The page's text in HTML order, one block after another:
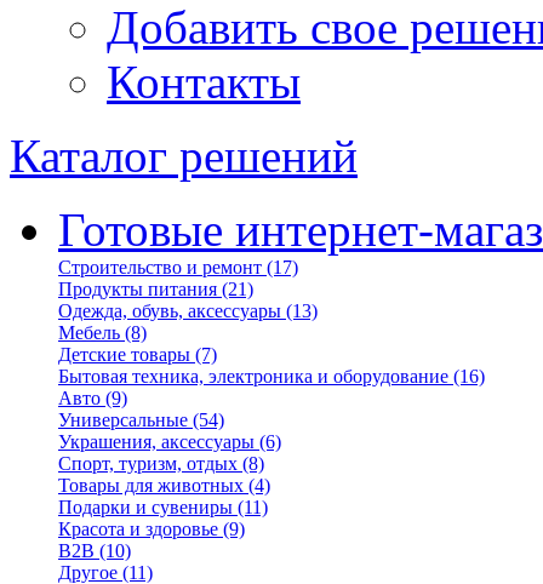
Добавить свое
Контакты
Каталог решений
Готовые интернет-
Строительство и ремонт (17)
Продукты питания (21)
Одежда, обувь, аксессуары (13)
Мебель (8)
Детские товары (7)
Бытовая техника, электроника и оборудование (16)
Авто (9)
Универсальные (54)
Украшения, аксессуары (6)
Спорт, туризм, отдых (8)
Товары для животных (4)
Подарки и сувениры (11)
Красота и здоровье (9)
B2B (10)
Другое (11)